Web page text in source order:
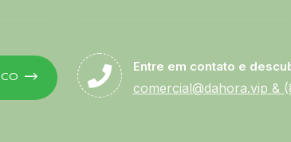
Entre em contato e
comercial@dahora.vip &